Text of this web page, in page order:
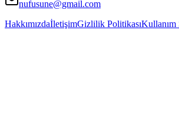
nufusune@gmail.com
HakkımızdaİletişimGizlilik PolitikasıKullanım